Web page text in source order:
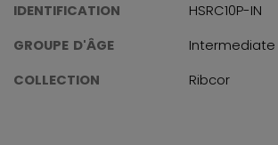
IDENTIFICATION
HSRC10P-IN
GROUPE D'ÂGE
Intermediate
COLLECTION
Ribcor